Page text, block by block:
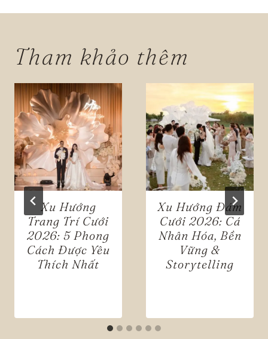
viết
Tham khảo thêm
Xu Hướng
Trang Trí Cưới
2026: 5 Phong
Cách Được Yêu
Thích Nhất
Xu Hướng Đám
Cưới 2026: Cá
Nhân Hóa, Bền
Vững &
Storytelling